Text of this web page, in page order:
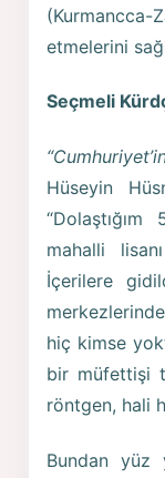
etmelerini
Seçmeli
Hüseyin
mahalli
İçerilere
hiç kimse
bir müfettişi
röntgen, hali
Bundan yüz